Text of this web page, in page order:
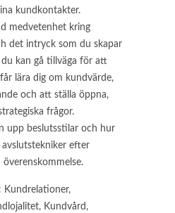
kundkontakter.
medvetenhet kring
det intryck som du skapar
kan gå tillväga för att
lära dig om kundvärde,
och att ställa öppna,
frågor.
upp beslutsstilar och hur
efter
Kundrelationer,
Kundvård,